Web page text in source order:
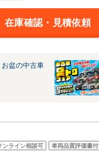
在庫確認・見積依頼
盆の中古車
ンライン相談可 車両品質評価書付